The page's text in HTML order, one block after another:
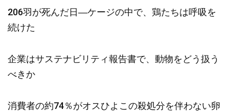
206羽が死んだ日―ケージの中で、鶏たちは呼吸を
続けた
企業はサステナビリティ報告書で、動物をどう扱う
べきか
消費者の約74％がオスひよこの殺処分を伴わない卵